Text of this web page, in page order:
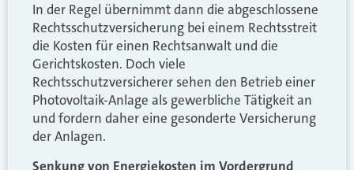
In der Regel übernimmt dann die abgeschlossene
Rechtsschutzversicherung bei einem Rechtsstreit
die Kosten für einen Rechtsanwalt und die
Gerichtskosten. Doch viele
Rechtsschutzversicherer sehen den Betrieb einer
Photovoltaik-Anlage als gewerbliche Tätigkeit an
und fordern daher eine gesonderte Versicherung
der Anlagen.
Senkung von Energiekosten im Vordergrund